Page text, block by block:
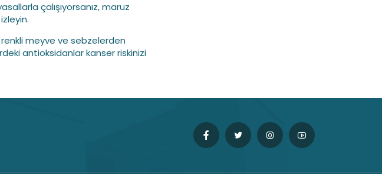
çalışıyorsanız, maruz
meyve ve sebzelerden
antioksidanlar kanser riskinizi